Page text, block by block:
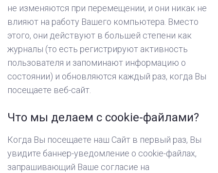
не изменяются при перемещении, и они никак не
влияют на работу Вашего компьютера. Вместо
этого, они действуют в большей степени как
журналы (то есть регистрируют активность
пользователя и запоминают информацию о
состоянии) и обновляются каждый раз, когда Вы
посещаете веб-сайт.
Что мы делаем с cookie-файлами?
Когда Вы посещаете наш Сайт в первый раз, Вы
увидите баннер-уведомление о cookie-файлах,
запрашивающий Ваше согласие на